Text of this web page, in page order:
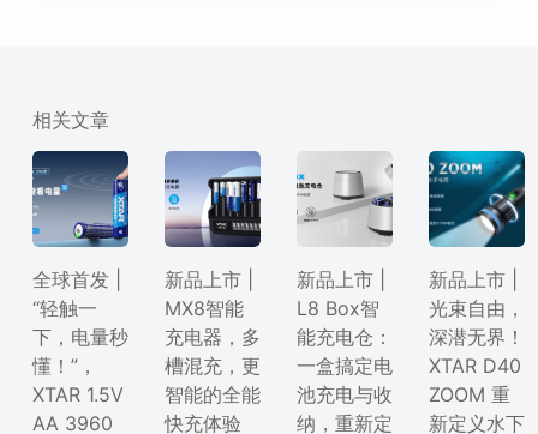
相关文章
全球首发 |
“轻触一
下，电量秒
懂！”，
XTAR 1.5V
AA 3960
新品上市 |
MX8智能
充电器，多
槽混充，更
智能的全能
快充体验
新品上市 |
L8 Box智
能充电仓：
一盒搞定电
池充电与收
纳，重新定
新品上市 |
光束自由，
深潜无界！
XTAR D40
ZOOM 重
新定义水下